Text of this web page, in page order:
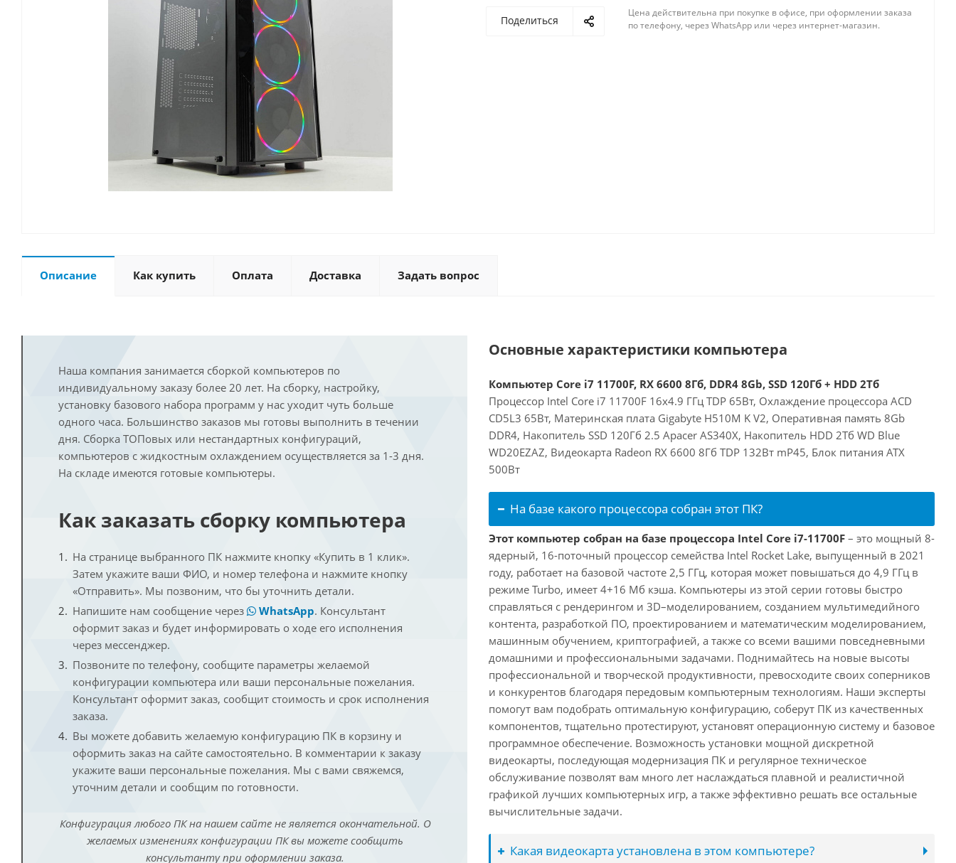
Поделиться
Цена действительна при покупке в офисе, при оформлении заказа
по телефону, через WhatsApp или через интернет-магазин.
Описание Как купить Оплата Доставка Задать вопрос
Наша компания занимается сборкой компьютеров по
индивидуальному заказу более 20 лет. На сборку, настройку,
установку базового набора программ у нас уходит чуть больше
одного часа. Большинство заказов мы готовы выполнить в течении
дня. Сборка ТОПовых или нестандартных конфигураций,
компьютеров с жидкостным охлаждением осуществляется за 1-3 дня.
На складе имеются готовые компьютеры.
Как заказать сборку компьютера
На странице выбранного ПК нажмите кнопку «Купить в 1 клик».
Затем укажите ваши ФИО, и номер телефона и нажмите кнопку
«Отправить». Мы позвоним, что бы уточнить детали.
Напишите нам сообщение через
WhatsApp. Консультант
оформит заказ и будет информировать о ходе его исполнения
через мессенджер.
Позвоните по телефону, сообщите параметры желаемой
конфигурации компьютера или ваши персональные пожелания.
Консультант оформит заказ, сообщит стоимость и срок исполнения
заказа.
Вы можете добавить желаемую конфигурацию ПК в корзину и
оформить заказ на сайте самостоятельно. В комментарии к заказу
укажите ваши персональные пожелания. Мы с вами свяжемся,
уточним детали и сообщим по готовности.
Конфигурация любого ПК на нашем сайте не является окончательной. О
желаемых изменениях конфигурации ПК вы можете сообщить
консультанту при оформлении заказа.
Основные характеристики компьютера
Компьютер Core i7 11700F, RX 6600 8Гб, DDR4 8Gb, SSD 120Гб + HDD 2Тб
Процессор Intel Core i7 11700F 16x4.9 ГГц TDP 65Вт, Охлаждение процессора ACD
CD5L3 65Вт, Материнская плата Gigabyte H510M K V2, Оперативная память 8Gb
DDR4, Накопитель SSD 120Гб 2.5 Apacer AS340X, Накопитель HDD 2Тб WD Blue
WD20EZAZ, Видеокарта Radeon RX 6600 8Гб TDP 132Вт mP45, Блок питания ATX
500Вт
На базе какого процессора собран этот ПК?
Этот компьютер собран на базе процессора Intel Core i7-11700F – это мощный 8-
ядерный, 16-поточный процессор семейства Intel Rocket Lake, выпущенный в 2021
году, работает на базовой частоте 2,5 ГГц, которая может повышаться до 4,9 ГГц в
режиме Turbo, имеет 4+16 Мб кэша. Компьютеры из этой серии готовы быстро
справляться с рендерингом и 3D–моделированием, созданием мультимедийного
контента, разработкой ПО, проектированием и математическим моделированием,
машинным обучением, криптографией, а также со всеми вашими повседневными
домашними и профессиональными задачами. Поднимайтесь на новые высоты
профессиональной и творческой продуктивности, превосходите своих соперников
и конкурентов благодаря передовым компьютерным технологиям. Наши эксперты
помогут вам подобрать оптимальную конфигурацию, соберут ПК из качественных
компонентов, тщательно протестируют, установят операционную систему и базовое
программное обеспечение. Возможность установки мощной дискретной
видеокарты, последующая модернизация ПК и регулярное техническое
обслуживание позволят вам много лет наслаждаться плавной и реалистичной
графикой лучших компьютерных игр, а также эффективно решать все остальные
вычислительные задачи.
Какая видеокарта установлена в этом компьютере?